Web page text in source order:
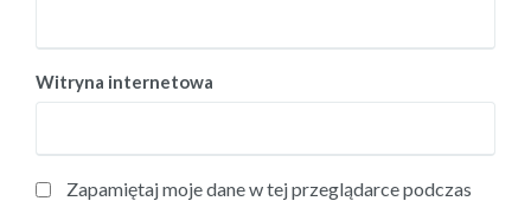
Witryna internetowa
Zapamiętaj moje dane w tej przeglądarce podczas